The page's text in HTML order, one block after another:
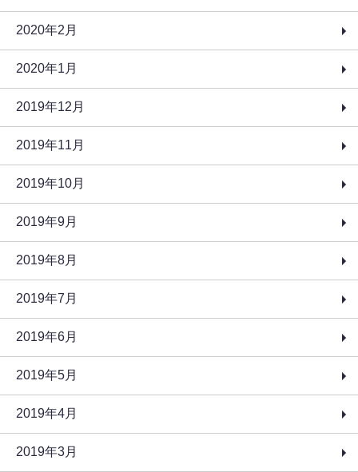
2020年2月
2020年1月
2019年12月
2019年11月
2019年10月
2019年9月
2019年8月
2019年7月
2019年6月
2019年5月
2019年4月
2019年3月